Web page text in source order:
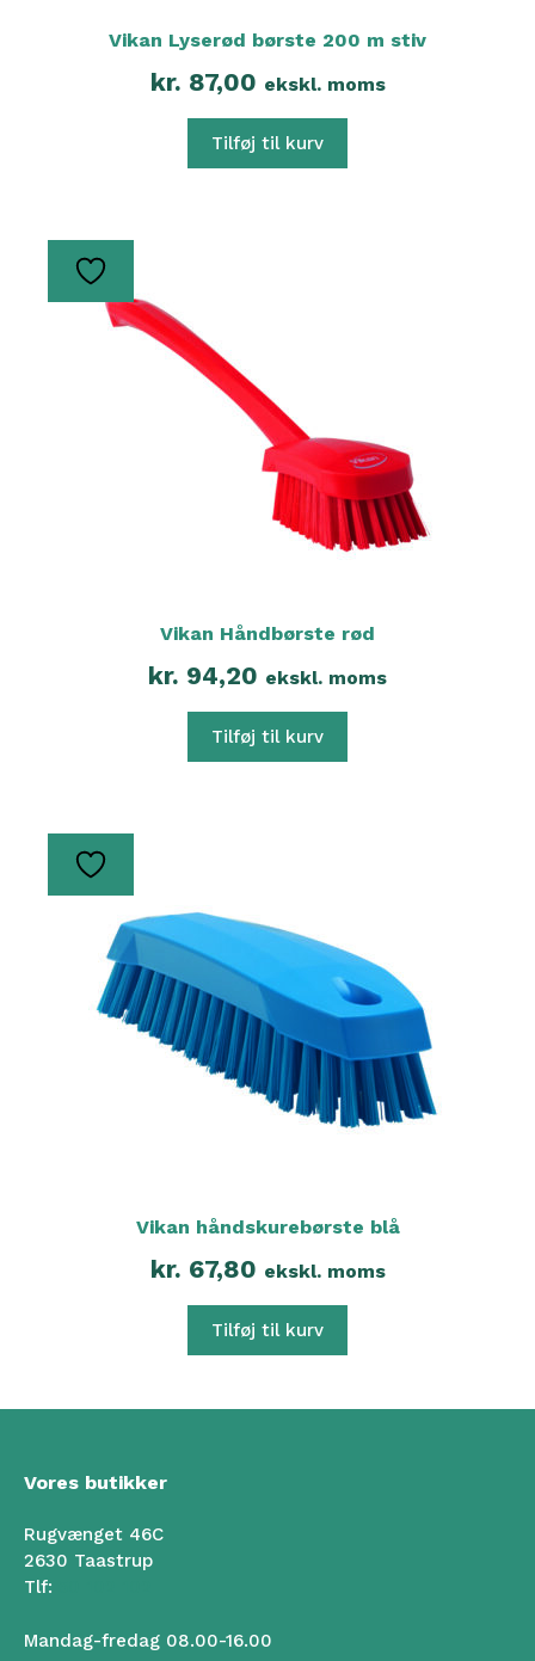
Vikan Lyserød børste 200 m stiv
kr. 87,00 ekskl. moms
Tilføj til kurv
Vikan Håndbørste rød
kr. 94,20 ekskl. moms
Tilføj til kurv
Vikan håndskurebørste blå
kr. 67,80 ekskl. moms
Tilføj til kurv
Vores butikker
Rugvænget 46C
2630 Taastrup
Tlf:
Mandag-fredag 08.00-16.00